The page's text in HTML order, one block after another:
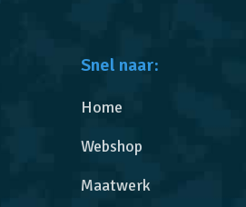
Snel naar:
Home
Webshop
Maatwerk